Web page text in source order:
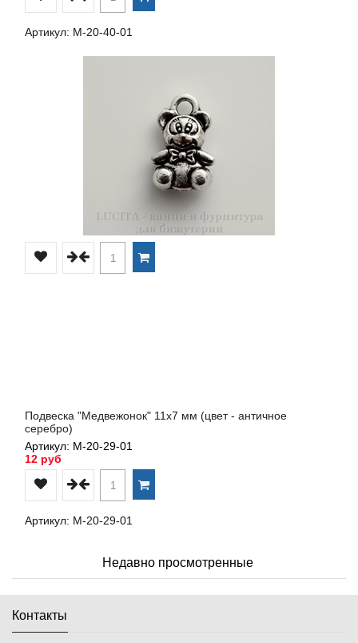
Артикул: М-20-40-01
Подвеска "Медвежонок" 11х7 мм (цвет - античное
серебро)
Артикул: М-20-29-01
12 руб
Артикул: М-20-29-01
Недавно просмотренные
Контакты